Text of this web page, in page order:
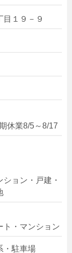
１９－９
休業8/5～8/17
ョン・戸建・
・マンション
駐車場